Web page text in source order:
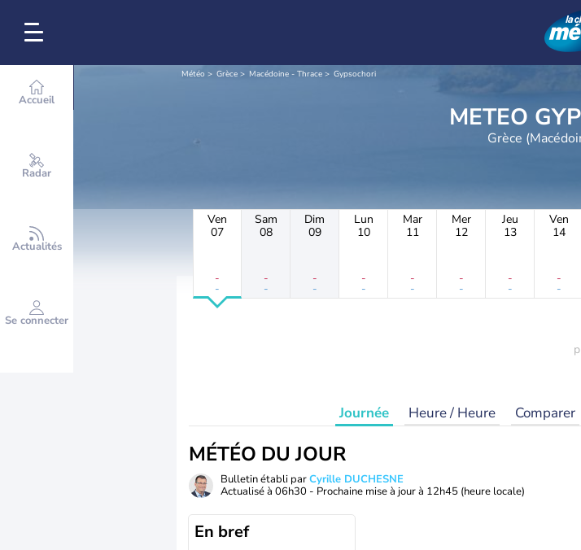
Accueil
Radar
Actualités
Se connecter
Météo Grèce Macédoine - Thrace Gypsochori
Grèce
Ven
07
-
-
Sam
08
-
-
Dim
09
-
-
Lun
10
-
-
Mar
11
-
-
Mer
12
-
-
Jeu
13
-
-
Ven
14
-
-
Journée Heure / Heure Comparer
MÉTÉO DU JOUR
Bulletin établi parCyrille DUCHESNE
Actualisé à 06h30 - Prochaine mise à jour à 12h45 (heure locale)
En bref